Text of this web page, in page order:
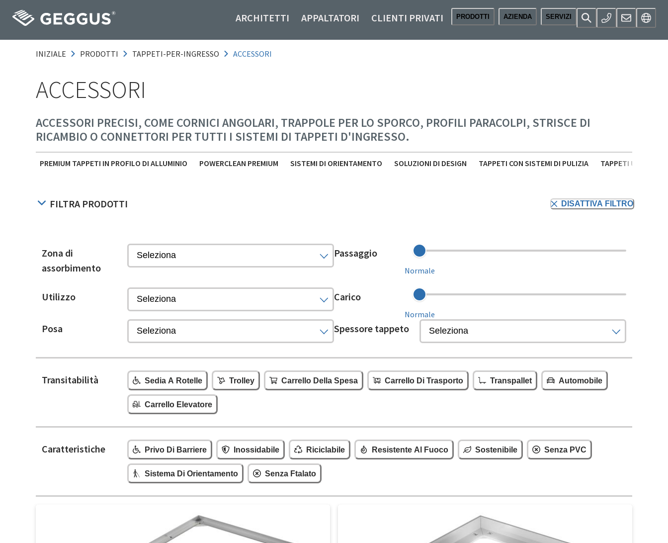
ARCHITETTI APPALTATORI CLIENTI PRIVATI PRODOTTI AZIENDA SERVIZI
INIZIALE PRODOTTI TAPPETI-PER-INGRESSO ACCESSORI
ACCESSORI
ACCESSORI PRECISI, COME CORNICI ANGOLARI, TRAPPOLE PER LO SPORCO, PROFILI PARACOLPI, STRISCE DI
RICAMBIO O CONNETTORI PER TUTTI I SISTEMI DI TAPPETI D'INGRESSO.
PREMIUM TAPPETI IN PROFILO DI ALLUMINIO POWERCLEAN PREMIUM SISTEMI DI ORIENTAMENTO SOLUZIONI DI DESIGN TAPPETI CON SISTEMI DI PULIZIA TAPPETI
FILTRA PRODOTTI DISATTIVA FILTRO
Zona di
assorbimento
Passaggio
Normale
Utilizzo Carico
Normale
Posa Spessore tappeto
Transitabilità Sedia A Rotelle Trolley Carrello Della Spesa Carrello Di Trasporto Transpallet Automobile
Carrello Elevatore
Caratteristiche Privo Di Barriere Inossidabile Riciclabile Resistente Al Fuoco Sostenibile Senza PVC
Sistema Di Orientamento Senza Ftalato